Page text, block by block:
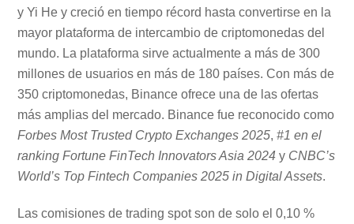
y Yi He y creció en tiempo récord hasta convertirse en la
mayor plataforma de intercambio de criptomonedas del
mundo. La plataforma sirve actualmente a más de 300
millones de usuarios en más de 180 países. Con más de
350 criptomonedas, Binance ofrece una de las ofertas
más amplias del mercado. Binance fue reconocido como
Forbes Most Trusted Crypto Exchanges 2025,#1 en el
ranking Fortune FinTech Innovators Asia 2024 y CNBC’s
World’s Top Fintech Companies 2025 in Digital Assets.
Las comisiones de trading spot son de solo el 0,10 %